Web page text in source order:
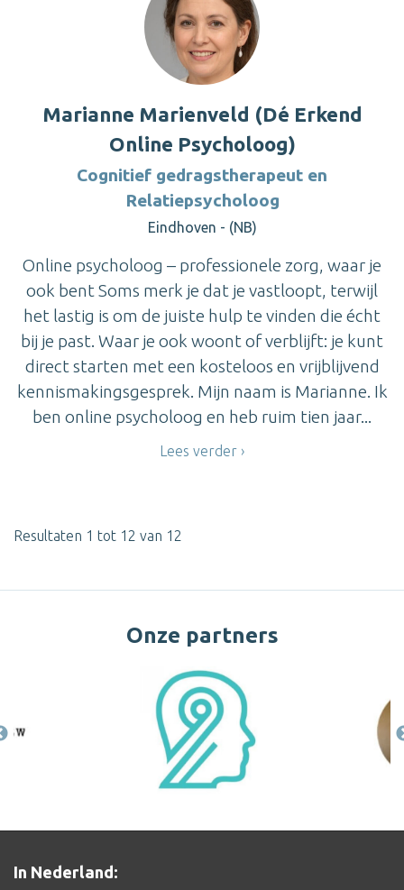
Marianne Marienveld (Dé Erkend
Online Psycholoog)
Cognitief gedragstherapeut en
Relatiepsycholoog
Eindhoven - (NB)
Online psycholoog – professionele zorg, waar je
ook bent Soms merk je dat je vastloopt, terwijl
het lastig is om de juiste hulp te vinden die écht
bij je past. Waar je ook woont of verblijft: je kunt
direct starten met een kosteloos en vrijblijvend
kennismakingsgesprek. Mijn naam is Marianne. Ik
ben online psycholoog en heb ruim tien jaar...
Lees verder
Resultaten 1 tot 12 van 12
Onze partners
In Nederland: